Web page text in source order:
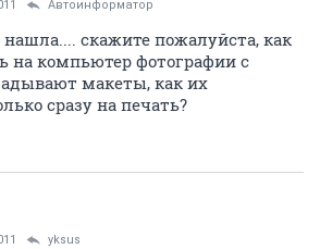
Автоинформатор
скажите пожалуйста, как
на компьютер фотографии с
макеты, как их
сразу на печать?
yksus